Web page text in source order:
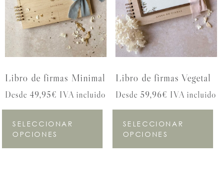
Libro de firmas Minimal
Desde 49,95€ IVA incluido
SELECCIONAR
OPCIONES
Libro de firmas Vegetal
Desde 59,96€ IVA incluido
SELECCIONAR
OPCIONES